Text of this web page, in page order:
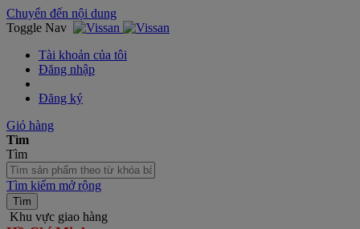
Chuyển đến nội dung
Toggle Nav
Tài khoản của tôi
Đăng nhập
Đăng ký
Giỏ hàng
Tìm
Tìm
Tìm kiếm mở rộng
Tìm
Khu vực giao hàng